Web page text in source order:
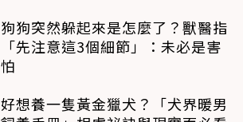
狗狗突然躲起來是怎麼了？獸醫指
「先注意這3個細節」：未必是害
怕
好想養一隻黃金獵犬？「犬界暖男